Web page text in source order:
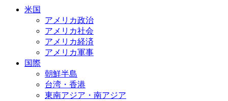
米国
アメリカ政治
アメリカ社会
アメリカ経済
アメリカ軍事
国際
朝鮮半島
台湾・香港
東南アジア・南アジア